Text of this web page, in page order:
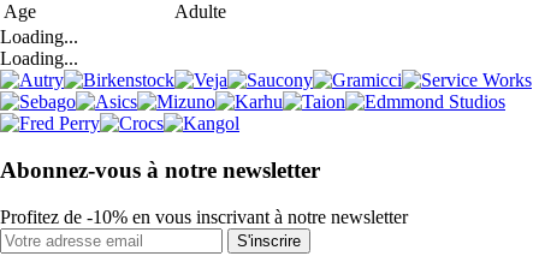
Age
Adulte
Loading...
Loading...
Abonnez-vous à notre newsletter
Profitez de -10% en vous inscrivant à notre newsletter
S'inscrire